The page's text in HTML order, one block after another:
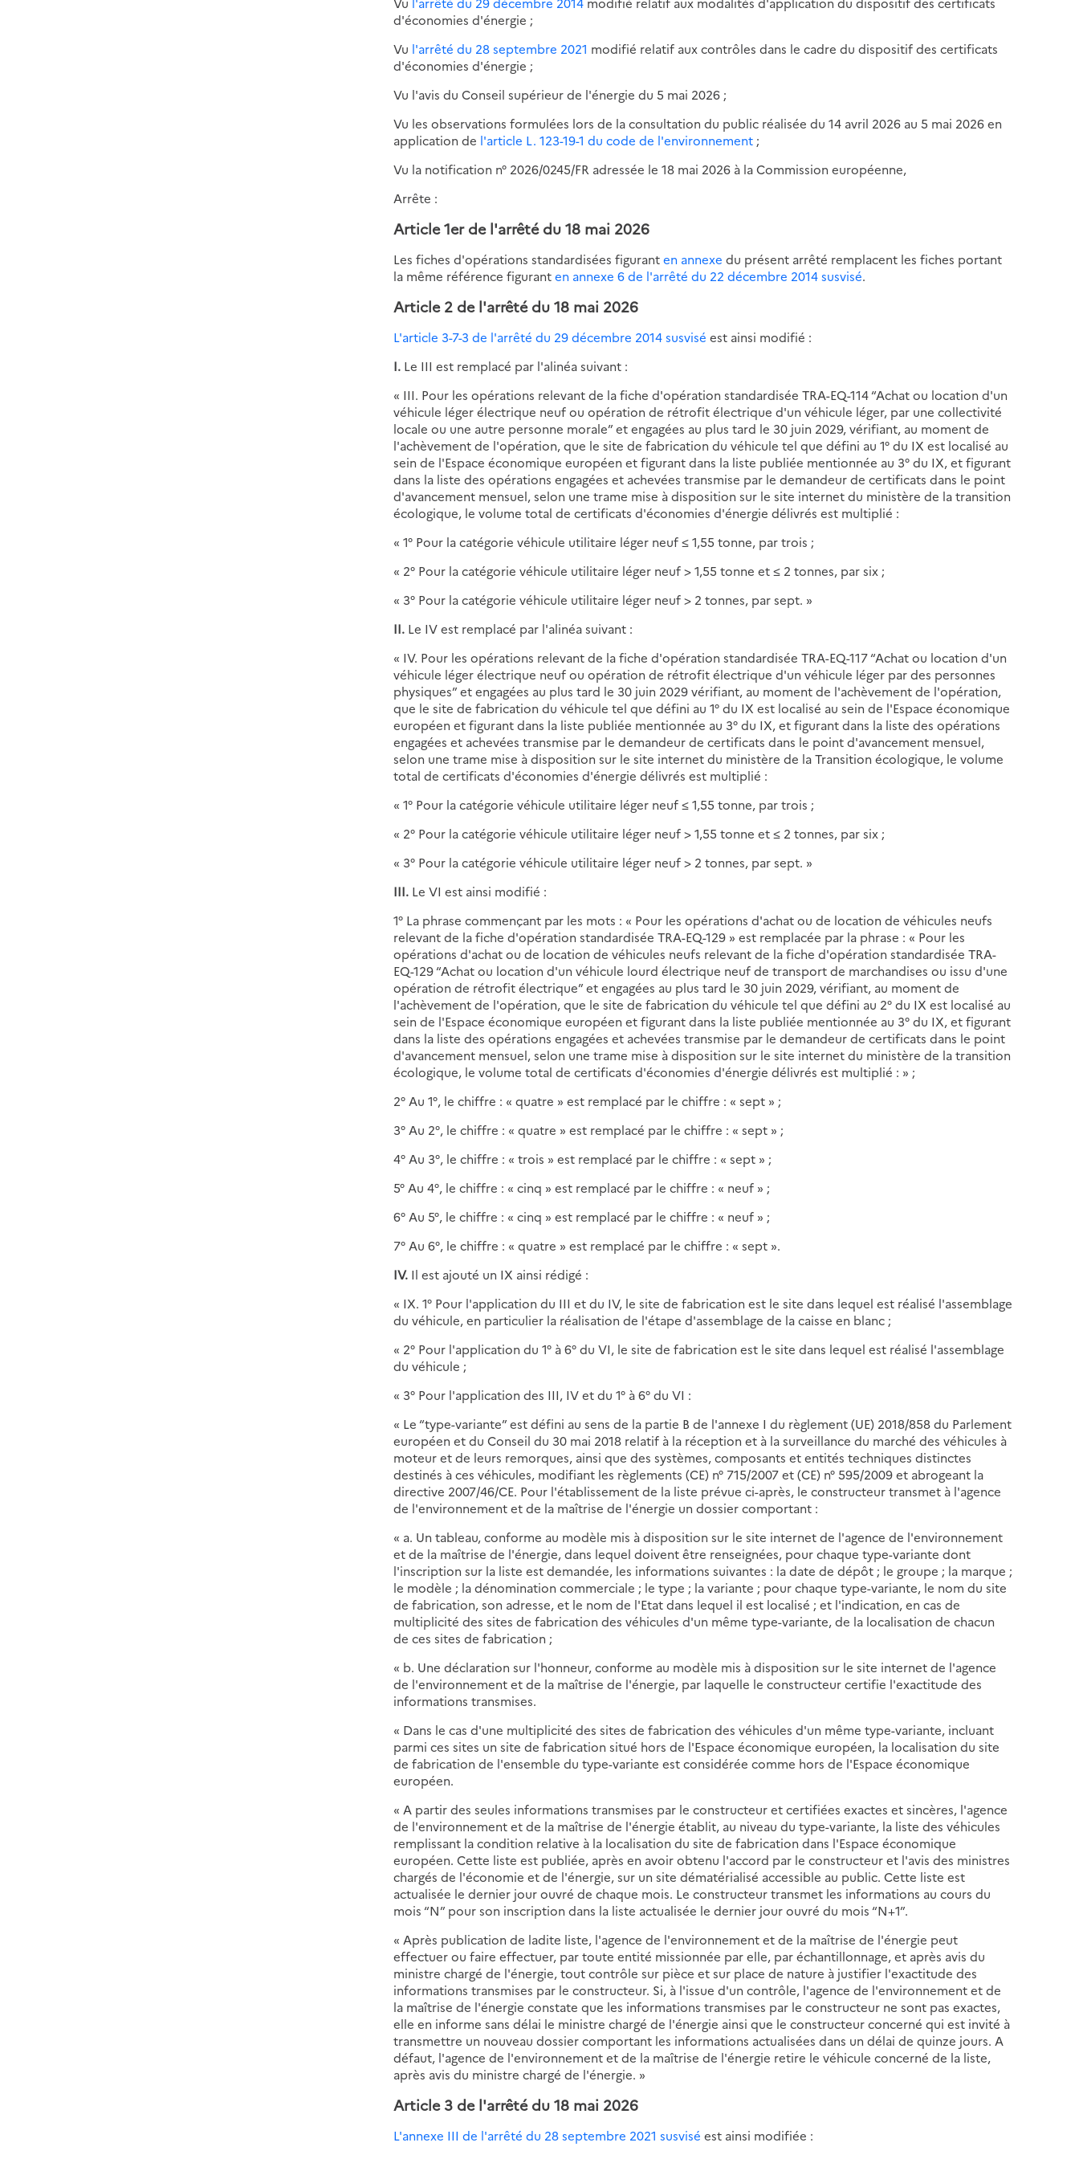
d'économies d'énergie ;
Vu l'arrêté du 28 septembre 2021 modifié relatif aux contrôles dans le cadre du dispositif des certificats
d'économies d'énergie ;
Vu l'avis du Conseil supérieur de l'énergie du 5 mai 2026 ;
Vu les observations formulées lors de la consultation du public réalisée du 14 avril 2026 au 5 mai 2026 en
application de l'article L. 123-19-1 du code de l'environnement ;
Vu la notification n° 2026/0245/FR adressée le 18 mai 2026 à la Commission européenne,
Arrête :
Article 1er de l'arrêté du 18 mai 2026
Les fiches d'opérations standardisées figuranten annexe du présent arrêté remplacent les fiches portant
la même référence figuranten annexe 6 de l'arrêté du 22 décembre 2014 susvisé.
Article 2 de l'arrêté du 18 mai 2026
L'article 3-7-3 de l'arrêté du 29 décembre 2014 susvisé est ainsi modifié :
I. Le III est remplacé par l'alinéa suivant :
« III. Pour les opérations relevant de la fiche d'opération standardisée TRA-EQ-114 “Achat ou location d'un
véhicule léger électrique neuf ou opération de rétrofit électrique d'un véhicule léger, par une collectivité
locale ou une autre personne morale” et engagées au plus tard le 30 juin 2029, vérifiant, au moment de
l'achèvement de l'opération, que le site de fabrication du véhicule tel que défini au 1° du IX est localisé au
sein de l'Espace économique européen et figurant dans la liste publiée mentionnée au 3° du IX, et figurant
dans la liste des opérations engagées et achevées transmise par le demandeur de certificats dans le point
d'avancement mensuel, selon une trame mise à disposition sur le site internet du ministère de la transition
écologique, le volume total de certificats d'économies d'énergie délivrés est multiplié :
« 1° Pour la catégorie véhicule utilitaire léger neuf ≤ 1,55 tonne, par trois ;
« 2° Pour la catégorie véhicule utilitaire léger neuf > 1,55 tonne et ≤ 2 tonnes, par six ;
« 3° Pour la catégorie véhicule utilitaire léger neuf > 2 tonnes, par sept. »
II. Le IV est remplacé par l'alinéa suivant :
« IV. Pour les opérations relevant de la fiche d'opération standardisée TRA-EQ-117 “Achat ou location d'un
véhicule léger électrique neuf ou opération de rétrofit électrique d'un véhicule léger par des personnes
physiques” et engagées au plus tard le 30 juin 2029 vérifiant, au moment de l'achèvement de l'opération,
que le site de fabrication du véhicule tel que défini au 1° du IX est localisé au sein de l'Espace économique
européen et figurant dans la liste publiée mentionnée au 3° du IX, et figurant dans la liste des opérations
engagées et achevées transmise par le demandeur de certificats dans le point d'avancement mensuel,
selon une trame mise à disposition sur le site internet du ministère de la Transition écologique, le volume
total de certificats d'économies d'énergie délivrés est multiplié :
« 1° Pour la catégorie véhicule utilitaire léger neuf ≤ 1,55 tonne, par trois ;
« 2° Pour la catégorie véhicule utilitaire léger neuf > 1,55 tonne et ≤ 2 tonnes, par six ;
« 3° Pour la catégorie véhicule utilitaire léger neuf > 2 tonnes, par sept. »
III. Le VI est ainsi modifié :
1° La phrase commençant par les mots : « Pour les opérations d'achat ou de location de véhicules neufs
relevant de la fiche d'opération standardisée TRA-EQ-129 » est remplacée par la phrase : « Pour les
opérations d'achat ou de location de véhicules neufs relevant de la fiche d'opération standardisée TRA-
EQ-129 “Achat ou location d'un véhicule lourd électrique neuf de transport de marchandises ou issu d'une
opération de rétrofit électrique” et engagées au plus tard le 30 juin 2029, vérifiant, au moment de
l'achèvement de l'opération, que le site de fabrication du véhicule tel que défini au 2° du IX est localisé au
sein de l'Espace économique européen et figurant dans la liste publiée mentionnée au 3° du IX, et figurant
dans la liste des opérations engagées et achevées transmise par le demandeur de certificats dans le point
d'avancement mensuel, selon une trame mise à disposition sur le site internet du ministère de la transition
écologique, le volume total de certificats d'économies d'énergie délivrés est multiplié : » ;
2° Au 1°, le chiffre : « quatre » est remplacé par le chiffre : « sept » ;
3° Au 2°, le chiffre : « quatre » est remplacé par le chiffre : « sept » ;
4° Au 3°, le chiffre : « trois » est remplacé par le chiffre : « sept » ;
5° Au 4°, le chiffre : « cinq » est remplacé par le chiffre : « neuf » ;
6° Au 5°, le chiffre : « cinq » est remplacé par le chiffre : « neuf » ;
7° Au 6°, le chiffre : « quatre » est remplacé par le chiffre : « sept ».
IV. Il est ajouté un IX ainsi rédigé :
« IX. 1° Pour l'application du III et du IV, le site de fabrication est le site dans lequel est réalisé l'assemblage
du véhicule, en particulier la réalisation de l'étape d'assemblage de la caisse en blanc ;
« 2° Pour l'application du 1° à 6° du VI, le site de fabrication est le site dans lequel est réalisé l'assemblage
du véhicule ;
« 3° Pour l'application des III, IV et du 1° à 6° du VI :
« Le “type-variante” est défini au sens de la partie B de l'annexe I du règlement (UE) 2018/858 du Parlement
européen et du Conseil du 30 mai 2018 relatif à la réception et à la surveillance du marché des véhicules à
moteur et de leurs remorques, ainsi que des systèmes, composants et entités techniques distinctes
destinés à ces véhicules, modifiant les règlements (CE) n° 715/2007 et (CE) n° 595/2009 et abrogeant la
directive 2007/46/CE. Pour l'établissement de la liste prévue ci-après, le constructeur transmet à l'agence
de l'environnement et de la maîtrise de l'énergie un dossier comportant :
« a. Un tableau, conforme au modèle mis à disposition sur le site internet de l'agence de l'environnement
et de la maîtrise de l'énergie, dans lequel doivent être renseignées, pour chaque type-variante dont
l'inscription sur la liste est demandée, les informations suivantes : la date de dépôt ; le groupe ; la marque ;
le modèle ; la dénomination commerciale ; le type ; la variante ; pour chaque type-variante, le nom du site
de fabrication, son adresse, et le nom de l'Etat dans lequel il est localisé ; et l'indication, en cas de
multiplicité des sites de fabrication des véhicules d'un même type-variante, de la localisation de chacun
de ces sites de fabrication ;
« b. Une déclaration sur l'honneur, conforme au modèle mis à disposition sur le site internet de l'agence
de l'environnement et de la maîtrise de l'énergie, par laquelle le constructeur certifie l'exactitude des
informations transmises.
« Dans le cas d'une multiplicité des sites de fabrication des véhicules d'un même type-variante, incluant
parmi ces sites un site de fabrication situé hors de l'Espace économique européen, la localisation du site
de fabrication de l'ensemble du type-variante est considérée comme hors de l'Espace économique
européen.
« A partir des seules informations transmises par le constructeur et certifiées exactes et sincères, l'agence
de l'environnement et de la maîtrise de l'énergie établit, au niveau du type-variante, la liste des véhicules
remplissant la condition relative à la localisation du site de fabrication dans l'Espace économique
européen. Cette liste est publiée, après en avoir obtenu l'accord par le constructeur et l'avis des ministres
chargés de l'économie et de l'énergie, sur un site dématérialisé accessible au public. Cette liste est
actualisée le dernier jour ouvré de chaque mois. Le constructeur transmet les informations au cours du
mois “N” pour son inscription dans la liste actualisée le dernier jour ouvré du mois “N+1”.
« Après publication de ladite liste, l'agence de l'environnement et de la maîtrise de l'énergie peut
effectuer ou faire effectuer, par toute entité missionnée par elle, par échantillonnage, et après avis du
ministre chargé de l'énergie, tout contrôle sur pièce et sur place de nature à justifier l'exactitude des
informations transmises par le constructeur. Si, à l'issue d'un contrôle, l'agence de l'environnement et de
la maîtrise de l'énergie constate que les informations transmises par le constructeur ne sont pas exactes,
elle en informe sans délai le ministre chargé de l'énergie ainsi que le constructeur concerné qui est invité à
transmettre un nouveau dossier comportant les informations actualisées dans un délai de quinze jours. A
défaut, l'agence de l'environnement et de la maîtrise de l'énergie retire le véhicule concerné de la liste,
après avis du ministre chargé de l'énergie. »
Article 3 de l'arrêté du 18 mai 2026
L'annexe III de l'arrêté du 28 septembre 2021 susvisé est ainsi modifiée :